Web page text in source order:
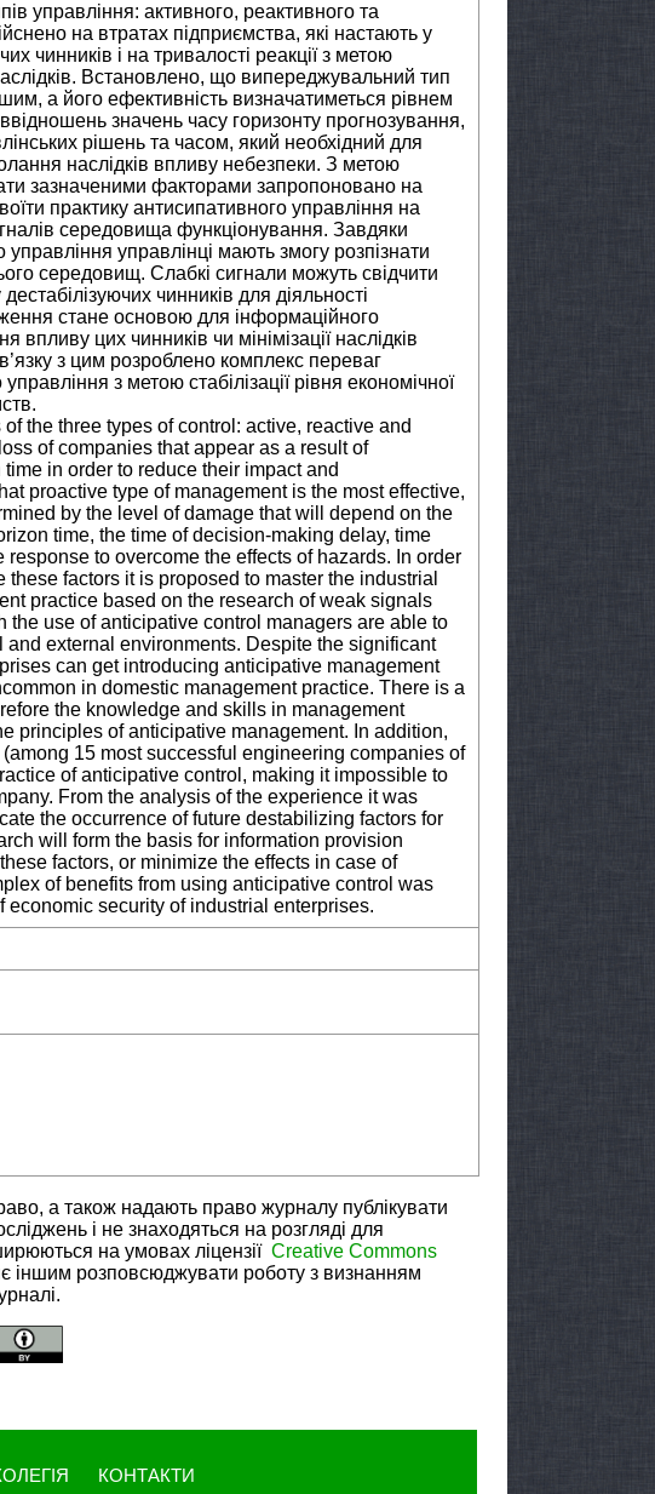
управління: активного, реактивного та
на втратах підприємства, які настають у
чинників і на тривалості реакції з метою
Встановлено, що випереджувальний тип
а його ефективність визначатиметься рівнем
значень часу горизонту прогнозування,
рішень та часом, який необхідний для
наслідків впливу небезпеки. З метою
зазначеними факторами запропоновано на
практику антисипативного управління на
середовища функціонування. Завдяки
управлінці мають змогу розпізнати
середовищ. Слабкі сигнали можуть свідчити
чинників для діяльності
стане основою для інформаційного
цих чинників чи мінімізації наслідків
з цим розроблено комплекс переваг
з метою стабілізації рівня економічної
the three types of control: active, reactive and
of companies that appear as a result of
in order to reduce their impact and
proactive type of management is the most effective,
by the level of damage that will depend on the
time, the time of decision-making delay, time
to overcome the effects of hazards. In order
factors it is proposed to master the industrial
practice based on the research of weak signals
the use of anticipative control managers are able to
external environments. Despite the significant
can get introducing anticipative management
in domestic management practice. There is a
the knowledge and skills in management
principles of anticipative management. In addition,
15 most successful engineering companies of
of anticipative control, making it impossible to
From the analysis of the experience it was
the occurrence of future destabilizing factors for
will form the basis for information provision
factors, or minimize the effects in case of
of benefits from using anticipative control was
security of industrial enterprises.
а також надають право журналу публікувати
і не знаходяться на розгляді для
на умовах ліцензії Creative Commons
іншим розповсюджувати роботу з визнанням
КОНТАКТИ